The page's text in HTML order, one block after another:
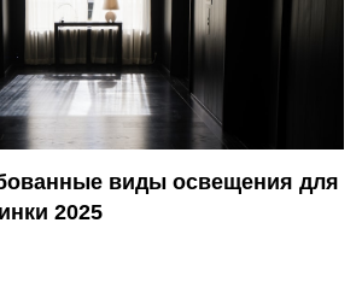
виды освещения для
2025